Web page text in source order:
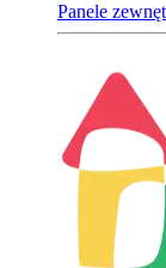
Panele